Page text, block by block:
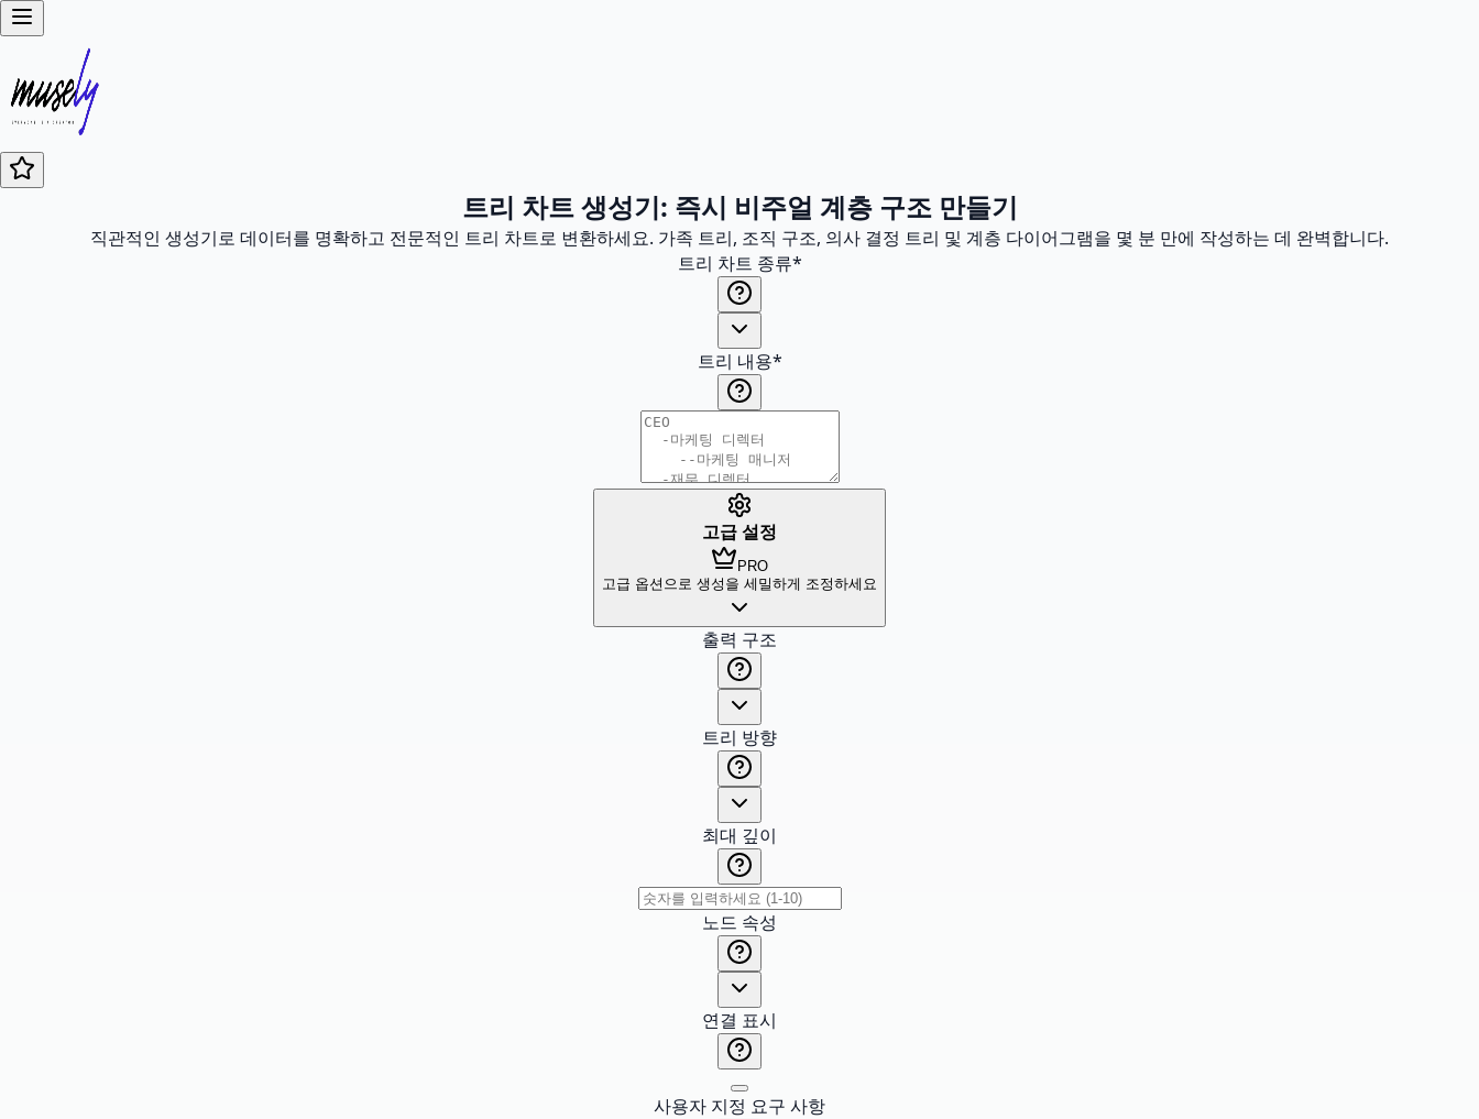
트리 차트 생성기: 즉시 비주얼 계층 구조 만들기
직관적인 생성기로 데이터를 명확하고 전문적인 트리 차트로 변환하세요. 가족 트리, 조직 구조, 의사 결정 트리 및 계층 다이어그램을 몇 분 만에 작성하는 데 완벽합니다.
트리 차트 종류*
트리 내용*
고급 설정
PRO
고급 옵션으로 생성을 세밀하게 조정하세요
출력 구조
트리 방향
최대 깊이
노드 속성
연결 표시
사용자 지정 요구 사항